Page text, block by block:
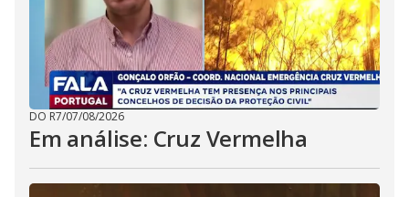
DO R7/07/08/2026
Em análise: Cruz Vermelha